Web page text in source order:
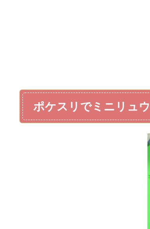
ポケスリでミニリュ